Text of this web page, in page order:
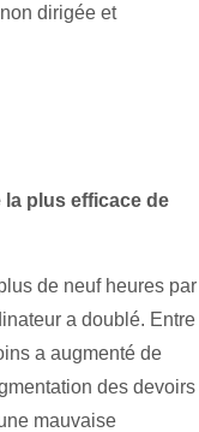
dirigée et
la plus efficace de
de neuf heures par
a doublé. Entre
a augmenté de
des devoirs
mauvaise